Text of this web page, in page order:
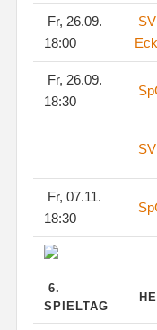
Fr, 26.09.
18:00
SV
Fr, 26.09.
18:30
Fr, 07.11.
18:30
6.
SPIELTAG